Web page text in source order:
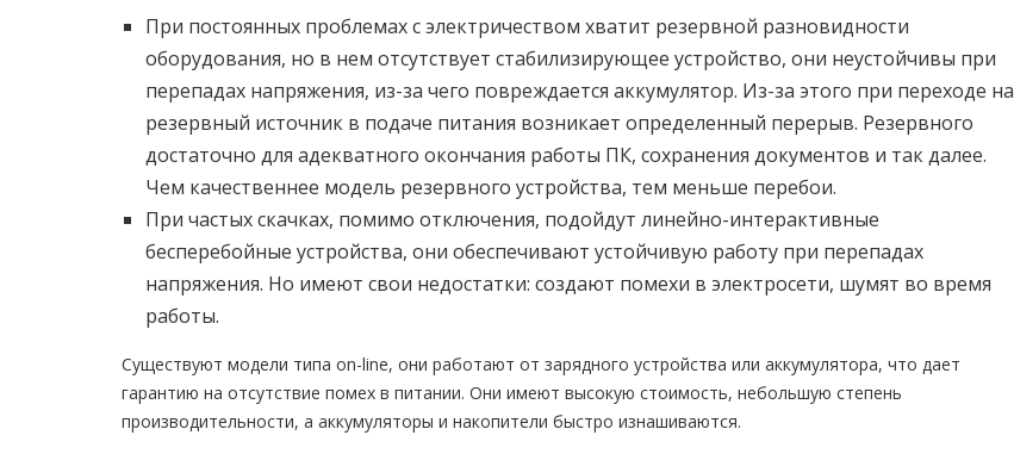
При постоянных проблемах с электричеством хватит резервной разновидности
оборудования, но в нем отсутствует стабилизирующее устройство, они неустойчивы при
перепадах напряжения, из-за чего повреждается аккумулятор. Из-за этого при переходе на
резервный источник в подаче питания возникает определенный перерыв. Резервного
достаточно для адекватного окончания работы ПК, сохранения документов и так далее.
Чем качественнее модель резервного устройства, тем меньше перебои.
При частых скачках, помимо отключения, подойдут линейно-интерактивные
бесперебойные устройства, они обеспечивают устойчивую работу при перепадах
напряжения. Но имеют свои недостатки: создают помехи в электросети, шумят во время
работы.
Существуют модели типа on-line, они работают от зарядного устройства или аккумулятора, что дает
гарантию на отсутствие помех в питании. Они имеют высокую стоимость, небольшую степень
производительности, а аккумуляторы и накопители быстро изнашиваются.